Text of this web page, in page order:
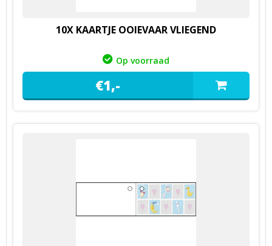
10X KAARTJE OOIEVAAR VLIEGEND
Op voorraad
€1,-